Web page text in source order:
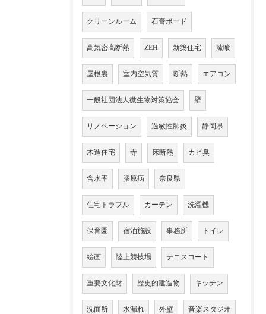
クリーンルーム 石膏ボード
高気密高断熱 ZEH 新築住宅 漆喰
屋根裏 室内空気質 断熱 エアコン
一般社団法人微生物対策協会 壁
リノベーション 過敏性肺炎 静岡県
木造住宅 寺 床断熱 カビ臭
含水率 膠原病 奈良県
住宅トラブル カーテン 洗濯機
保育園 宿泊施設 事務所 トイレ
絵画 陸上競技場 テニスコート
重要文化財 歴史的建造物 キッチン
洗面所 水漏れ 外壁 音楽スタジオ